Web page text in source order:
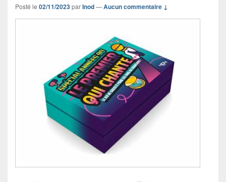
Posté le 02/11/2023parInod—Aucun commentaire ↓